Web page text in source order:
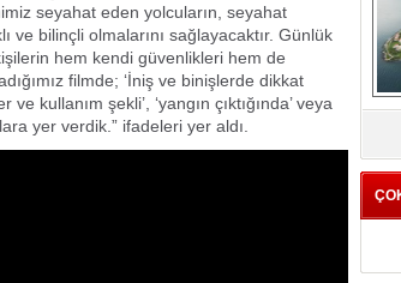
seyahat eden yolcuların, seyahat
ve bilinçli olmalarını sağlayacaktır. Günlük
hem kendi güvenlikleri hem de
filmde; ‘İniş ve binişlerde dikkat
kullanım şekli’, ‘yangın çıktığında’ veya
yer verdik.” ifadeleri yer aldı.